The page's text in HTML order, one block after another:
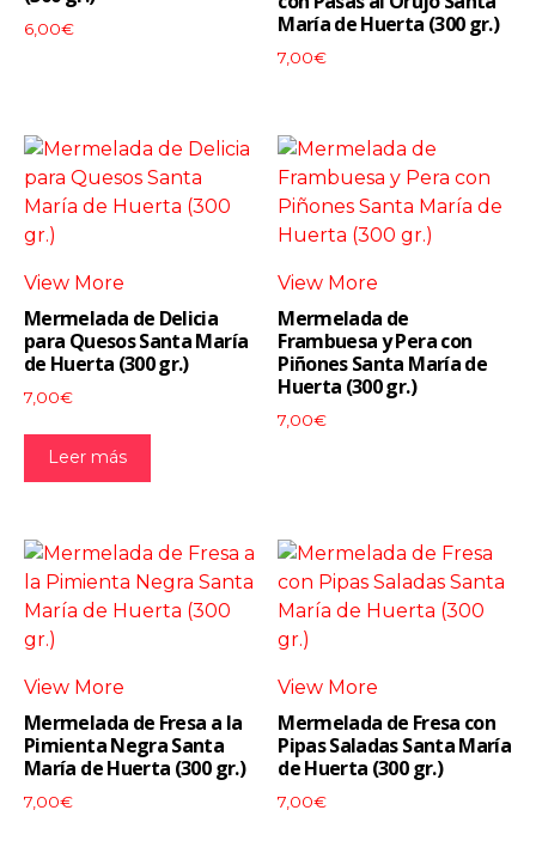
6,00€
María de Huerta (300 gr.)
7,00€
View More
Mermelada de Delicia
para Quesos Santa María
de Huerta (300 gr.)
7,00€
Leer más
View More
Mermelada de
Frambuesa y Pera con
Piñones Santa María de
Huerta (300 gr.)
7,00€
View More
Mermelada de Fresa a la
Pimienta Negra Santa
María de Huerta (300 gr.)
7,00€
View More
Mermelada de Fresa con
Pipas Saladas Santa María
de Huerta (300 gr.)
7,00€